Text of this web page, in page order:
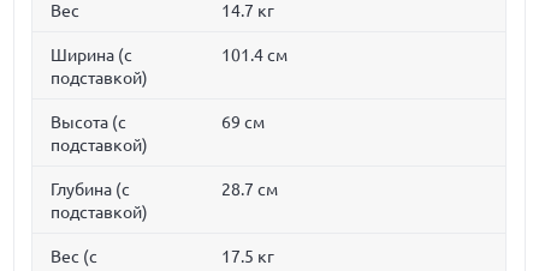
Вес 14.7 кг
Ширина (с
подставкой)
101.4 см
Высота (с
подставкой)
69 см
Глубина (с
подставкой)
28.7 см
Вес (с
17.5 кг